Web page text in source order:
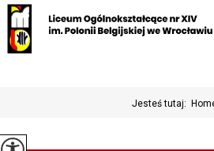
Jesteś tutaj: